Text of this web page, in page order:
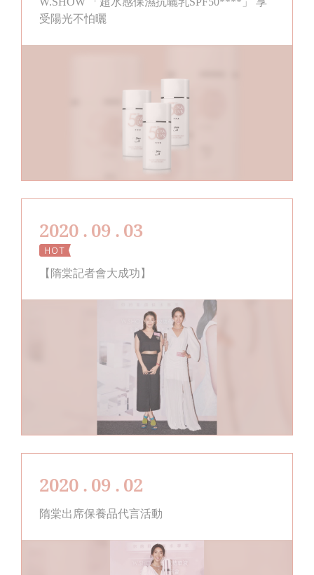
受陽光不怕曬
2020 . 09 . 03
【隋棠記者會大成功】
2020 . 09 . 02
隋棠出席保養品代言活動